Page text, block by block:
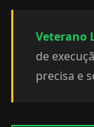
Veterano
de
precisa e